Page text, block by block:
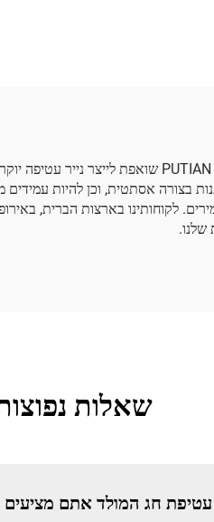
בצורה אסתטית, וכן להיות
לקוחותינו בארצות הברית,
שלנו.
שאלות
עטיפת חג המולד אתם מציעים